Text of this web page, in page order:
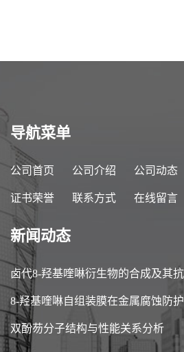
导航菜单
公司首页 公司介绍 公司动态
证书荣誉 联系方式 在线留言
新闻动态
卤代8-羟基喹啉衍生物的合成及其
8-羟基喹啉自组装膜在金属腐蚀防
双酚芴分子结构与性能关系分析